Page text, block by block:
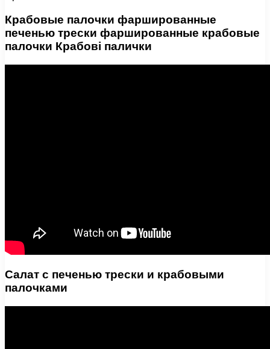
Крабовые палочки фаршированные
печенью трески фаршированные крабовые
палочки Крабові палички
Салат с печенью трески и крабовыми
палочками